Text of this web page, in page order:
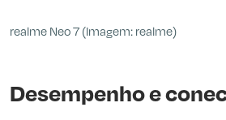
realme Neo 7 (Imagem: realme)
Desempenho e